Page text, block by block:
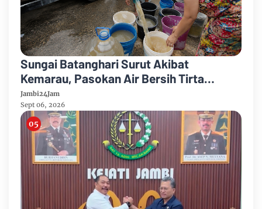
Sungai Batanghari Surut Akibat
Kemarau, Pasokan Air Bersih Tirta
Mayang Jambi Keruh
Jambi24Jam
Sept 06, 2026